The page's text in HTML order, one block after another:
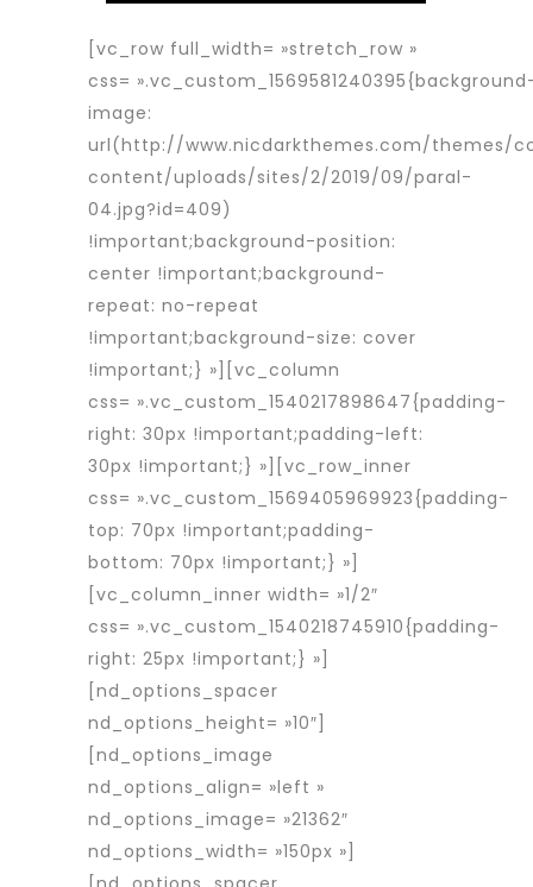
[vc_row full_width= »stretch_row »
css=
image:
url(http://www.nicdarkthemes.com/themes/
content/uploads/sites/2/2019/09/paral-
04.jpg?id=409)
!important;background-position:
center !important;background-
repeat: no-repeat
!important;background-size: cover
!important;} »][vc_column
css= ».vc_custom_1540217898647{padding-
right: 30px !important;padding-left:
30px !important;} »][vc_row_inner
css= ».vc_custom_1569405969923{padding-
top: 70px !important;padding-
bottom: 70px !important;} »]
[vc_column_inner width= »1/2″
css= ».vc_custom_1540218745910{padding-
right: 25px !important;} »]
[nd_options_spacer
nd_options_height= »10″]
[nd_options_image
nd_options_align= »left »
nd_options_image= »21362″
nd_options_width= »150px »]